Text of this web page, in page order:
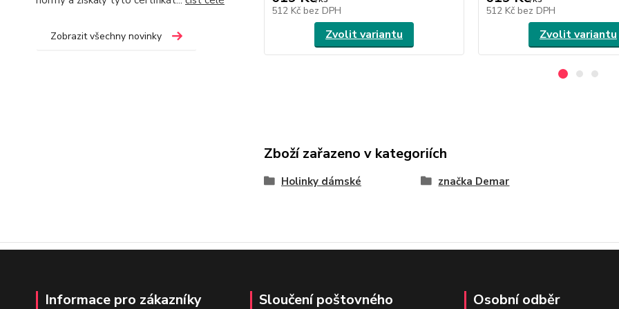
Zobrazit všechny novinky
512 Kč bez DPH
Zvolit variantu
512 Kč bez DPH
Zvolit variantu
Zboží zařazeno v kategoriích
Holinky dámské značka Demar
Informace pro zákazníky Sloučení poštovného Osobní odběr